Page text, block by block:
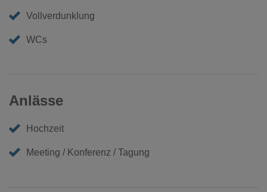
Vollverdunklung
WCs
Anlässe
Hochzeit
Meeting / Konferenz / Tagung